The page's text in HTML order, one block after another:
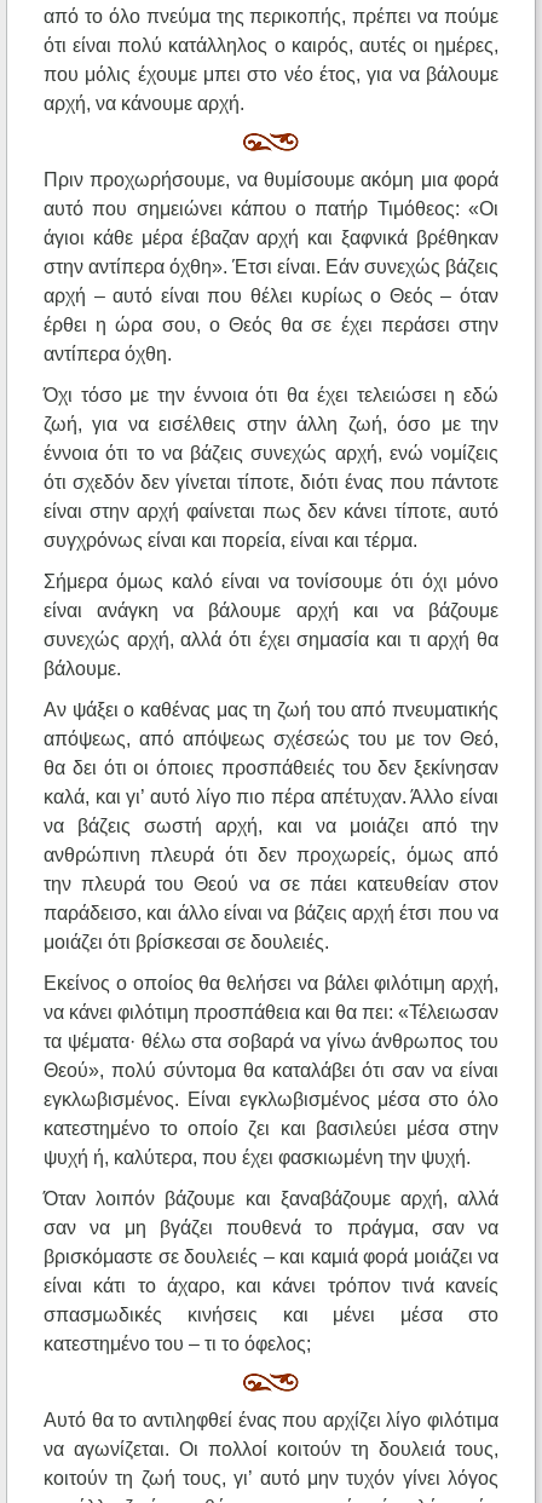
από το όλο πνεύμα της περικοπής, πρέπει να πούμε
ότι είναι πολύ κατάλληλος ο καιρός, αυτές οι ημέρες,
που μόλις έχουμε μπει στο νέο έτος, για να βάλουμε
αρχή, να κάνουμε αρχή.
Πριν προχωρήσουμε, να θυμίσουμε ακόμη μια φορά
αυτό που σημειώνει κάπου ο πατήρ Τιμόθεος: «Οι
άγιοι κάθε μέρα έβαζαν αρχή και ξαφνικά βρέθηκαν
στην αντίπερα όχθη». Έτσι είναι. Εάν συνεχώς βάζεις
αρχή – αυτό είναι που θέλει κυρίως ο Θεός – όταν
έρθει η ώρα σου, ο Θεός θα σε έχει περάσει στην
αντίπερα όχθη.
Όχι τόσο με την έννοια ότι θα έχει τελειώσει η εδώ
ζωή, για να εισέλθεις στην άλλη ζωή, όσο με την
έννοια ότι το να βάζεις συνεχώς αρχή, ενώ νομίζεις
ότι σχεδόν δεν γίνεται τίποτε, διότι ένας που πάντοτε
είναι στην αρχή φαίνεται πως δεν κάνει τίποτε, αυτό
συγχρόνως είναι και πορεία, είναι και τέρμα.
Σήμερα όμως καλό είναι να τονίσουμε ότι όχι μόνο
είναι ανάγκη να βάλουμε αρχή και να βάζουμε
συνεχώς αρχή, αλλά ότι έχει σημασία και τι αρχή θα
βάλουμε.
Αν ψάξει ο καθένας μας τη ζωή του από πνευματικής
απόψεως, από απόψεως σχέσεώς του με τον Θεό,
θα δει ότι οι όποιες προσπάθειές του δεν ξεκίνησαν
καλά, και γι’ αυτό λίγο πιο πέρα απέτυχαν. Άλλο είναι
να βάζεις σωστή αρχή, και να μοιάζει από την
ανθρώπινη πλευρά ότι δεν προχωρείς, όμως από
την πλευρά του Θεού να σε πάει κατευθείαν στον
παράδεισο, και άλλο είναι να βάζεις αρχή έτσι που να
μοιάζει ότι βρίσκεσαι σε δουλειές.
Εκείνος ο οποίος θα θελήσει να βάλει φιλότιμη αρχή,
να κάνει φιλότιμη προσπάθεια και θα πει: «Τέλειωσαν
τα ψέματα· θέλω στα σοβαρά να γίνω άνθρωπος του
Θεού», πολύ σύντομα θα καταλάβει ότι σαν να είναι
εγκλωβισμένος. Είναι εγκλωβισμένος μέσα στο όλο
κατεστημένο το οποίο ζει και βασιλεύει μέσα στην
ψυχή ή, καλύτερα, που έχει φασκιωμένη την ψυχή.
Όταν λοιπόν βάζουμε και ξαναβάζουμε αρχή, αλλά
σαν να μη βγάζει πουθενά το πράγμα, σαν να
βρισκόμαστε σε δουλειές – και καμιά φορά μοιάζει να
είναι κάτι το άχαρο, και κάνει τρόπον τινά κανείς
σπασμωδικές κινήσεις και μένει μέσα στο
κατεστημένο του – τι το όφελος;
Αυτό θα το αντιληφθεί ένας που αρχίζει λίγο φιλότιμα
να αγωνίζεται. Οι πολλοί κοιτούν τη δουλειά τους,
κοιτούν τη ζωή τους, γι’ αυτό μην τυχόν γίνει λόγος